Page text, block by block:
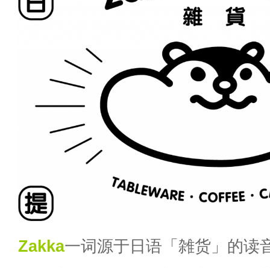
Zakka一词源于日语「雑货」的读